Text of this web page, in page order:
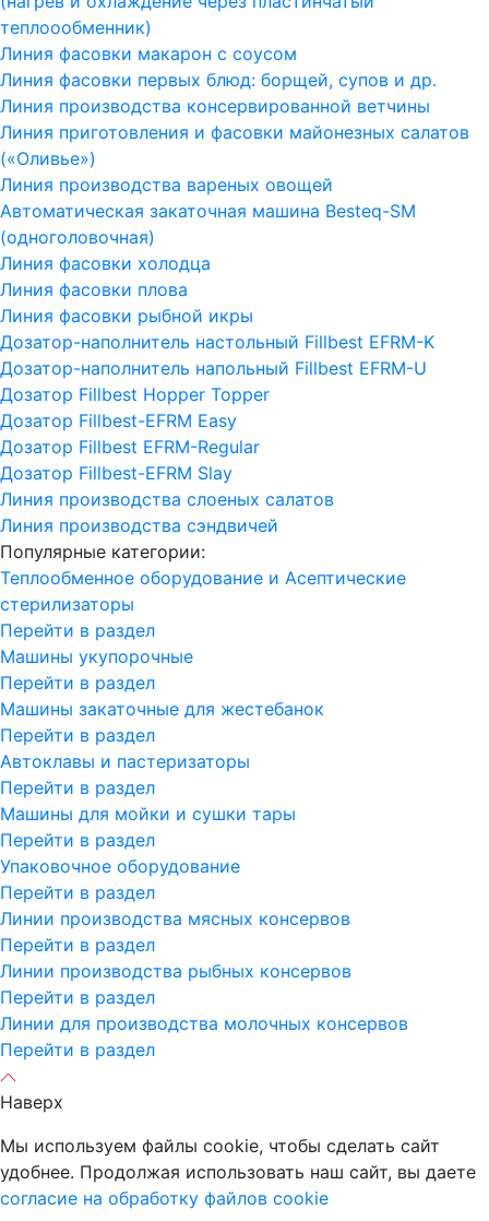
теплоообменник)
Линия фасовки макарон с соусом
Линия фасовки первых блюд: борщей, супов и др.
Линия производства консервированной ветчины
Линия приготовления и фасовки майонезных салатов
(«Оливье»)
Линия производства вареных овощей
Автоматическая закаточная машина Besteq-SM
(одноголовочная)
Линия фасовки холодца
Линия фасовки плова
Линия фасовки рыбной икры
Дозатор-наполнитель настольный Fillbest EFRM-K
Дозатор-наполнитель напольный Fillbest EFRM-U
Дозатор Fillbest Hopper Topper
Дозатор Fillbest-EFRM Easy
Дозатор Fillbest EFRM-Regular
Дозатор Fillbest-EFRM Slay
Линия производства слоеных салатов
Линия производства сэндвичей
Популярные категории:
Теплообменное оборудование и Асептические
стерилизаторы
Перейти в раздел
Машины укупорочные
Перейти в раздел
Машины закаточные для жестебанок
Перейти в раздел
Автоклавы и пастеризаторы
Перейти в раздел
Машины для мойки и сушки тары
Перейти в раздел
Упаковочное оборудование
Перейти в раздел
Линии производства мясных консервов
Перейти в раздел
Линии производства рыбных консервов
Перейти в раздел
Линии для производства молочных консервов
Перейти в раздел
Наверх
Мы используем файлы cookie, чтобы сделать сайт
удобнее. Продолжая использовать наш сайт, вы даете
согласие на обработку файлов cookie